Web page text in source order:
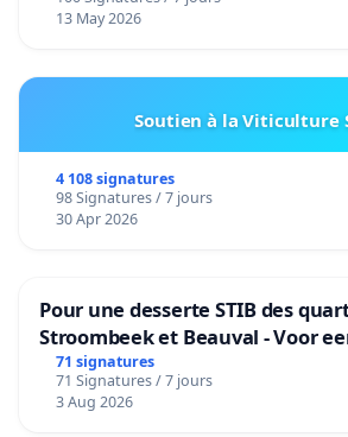
13 May 2026
Soutien à la Viticulture
4 108 signatures
98 Signatures / 7 jours
30 Apr 2026
Pour une desserte STIB des
Stroombeek et Beauval - Voor
bediening van de wijken
Voor
71 signatures
71 Signatures / 7 jours
3 Aug 2026